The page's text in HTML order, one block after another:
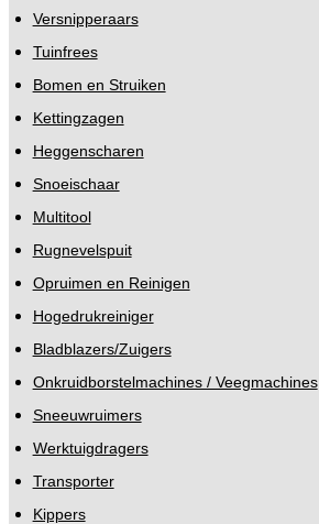
Versnipperaars
Tuinfrees
Bomen en Struiken
Kettingzagen
Heggenscharen
Snoeischaar
Multitool
Rugnevelspuit
Opruimen en Reinigen
Hogedrukreiniger
Bladblazers/Zuigers
Onkruidborstelmachines / Veegmachines
Sneeuwruimers
Werktuigdragers
Transporter
Kippers